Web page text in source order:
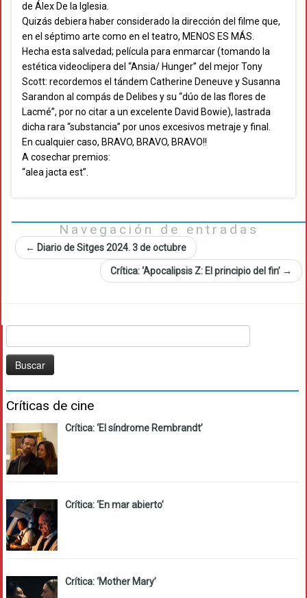
de Álex De la Iglesia.
Quizás debiera haber considerado la dirección del filme que,
en el séptimo arte como en el teatro, MENOS ES MÁS.
Hecha esta salvedad; película para enmarcar (tomando la
estética videoclipera del “Ansia/ Hunger” del mejor Tony
Scott: recordemos el tándem Catherine Deneuve y Susanna
Sarandon al compás de Delibes y su “dúo de las flores de
Lacmé”, por no citar a un excelente David Bowie), lastrada
dicha rara “substancia” por unos excesivos metraje y final.
En cualquier caso, BRAVO, BRAVO, BRAVO!!
A cosechar premios:
“alea jacta est”.
Navegación de entradas
← Diario de Sitges 2024. 3 de octubre
Crítica: ‘Apocalipsis Z: El principio del fin’ →
Críticas de cine
Crítica: ‘El síndrome Rembrandt’
Crítica: ‘En mar abierto’
Crítica: ‘Mother Mary’